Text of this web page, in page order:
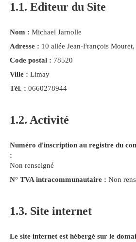
1.1. Editeur du Site
Nom : Michael Jarnolle
Adresse : 10 allée Jean-François
Code postal : 78520
Ville : Limay
Tél. : 0660278944
1.2. Activité
Numéro d'inscription au registre du
:
Non renseigné
N° TVA intracommunautaire : Non
1.3. Site internet
Le site internet est hébergé sur le